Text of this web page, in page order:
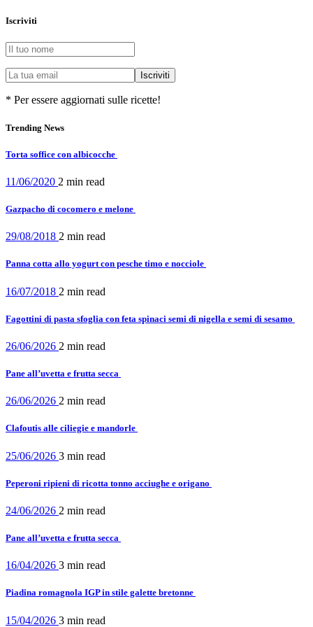
Iscriviti
* Per essere aggiornati sulle ricette!
Trending News
Torta soffice con albicocche
11/06/2020 2 min read
Gazpacho di cocomero e melone
29/08/2018 2 min read
Panna cotta allo yogurt con pesche timo e nocciole
16/07/2018 2 min read
Fagottini di pasta sfoglia con feta spinaci semi di nigella e semi di sesamo
26/06/2026 2 min read
Pane all’uvetta e frutta secca
26/06/2026 2 min read
Clafoutis alle ciliegie e mandorle
25/06/2026 3 min read
Peperoni ripieni di ricotta tonno acciughe e origano
24/06/2026 2 min read
Pane all’uvetta e frutta secca
16/04/2026 3 min read
Piadina romagnola IGP in stile galette bretonne
15/04/2026 3 min read